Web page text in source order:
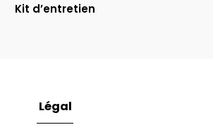
Kit d’entretien
Légal